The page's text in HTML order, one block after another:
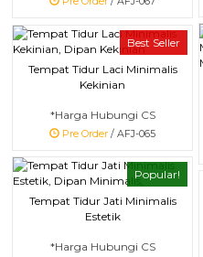
Best Seller
Tempat Tidur Laci Minimalis
Kekinian
*Harga Hubungi CS
Pre Order / AFJ-065
Popular!
Tempat Tidur Jati Minimalis
Estetik
*Harga Hubungi CS